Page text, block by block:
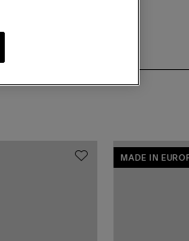
MADE IN